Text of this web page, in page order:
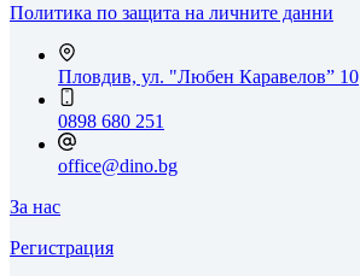
Политика по защита на личните данни
Пловдив, ул. "Любен Каравелов” 10
0898 680 251
office@dino.bg
За нас
Регистрация